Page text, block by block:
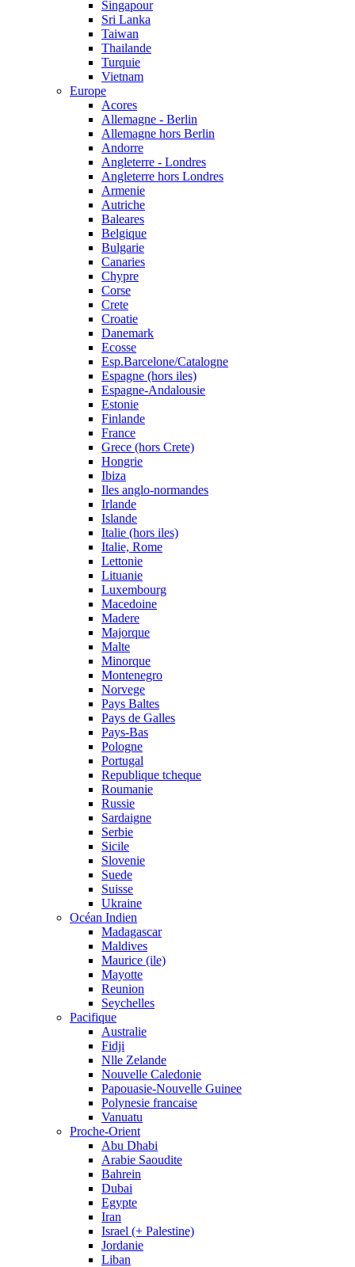
Singapour
Sri Lanka
Taiwan
Thailande
Turquie
Vietnam
Europe
Acores
Allemagne - Berlin
Allemagne hors Berlin
Andorre
Angleterre - Londres
Angleterre hors Londres
Armenie
Autriche
Baleares
Belgique
Bulgarie
Canaries
Chypre
Corse
Crete
Croatie
Danemark
Ecosse
Esp.Barcelone/Catalogne
Espagne (hors iles)
Espagne-Andalousie
Estonie
Finlande
France
Grece (hors Crete)
Hongrie
Ibiza
Iles anglo-normandes
Irlande
Islande
Italie (hors iles)
Italie, Rome
Lettonie
Lituanie
Luxembourg
Macedoine
Madere
Majorque
Malte
Minorque
Montenegro
Norvege
Pays Baltes
Pays de Galles
Pays-Bas
Pologne
Portugal
Republique tcheque
Roumanie
Russie
Sardaigne
Serbie
Sicile
Slovenie
Suede
Suisse
Ukraine
Océan Indien
Madagascar
Maldives
Maurice (ile)
Mayotte
Reunion
Seychelles
Pacifique
Australie
Fidji
Nlle Zelande
Nouvelle Caledonie
Papouasie-Nouvelle Guinee
Polynesie francaise
Vanuatu
Proche-Orient
Abu Dhabi
Arabie Saoudite
Bahrein
Dubai
Egypte
Iran
Israel (+ Palestine)
Jordanie
Liban